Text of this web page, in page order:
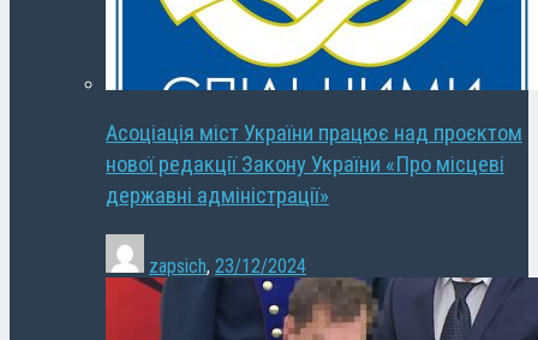
Асоціація міст України працює над проєктом
нової редакції Закону України «Про місцеві
державні адміністрації»
zapsich, 23/12/2024